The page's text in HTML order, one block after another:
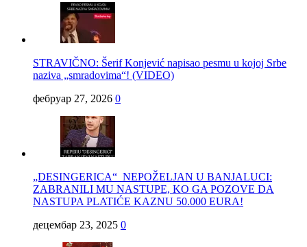
STRAVIČNO: Šerif Konjević napisao pesmu u kojoj Srbe
naziva „smradovima“! (VIDEO)
фебруар 27, 2026 0
„DESINGERICA“ NEPOŽELJAN U BANJALUCI:
ZABRANILI MU NASTUPE, KO GA POZOVE DA
NASTUPA PLATIĆE KAZNU 50.000 EURA!
децембар 23, 2025 0